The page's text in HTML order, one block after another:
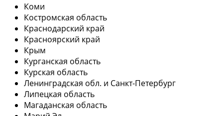
Коми
Костромская область
Краснодарский край
Красноярский край
Крым
Курганская область
Курская область
Ленинградская обл. и Санкт-Петербург
Липецкая область
Магаданская область